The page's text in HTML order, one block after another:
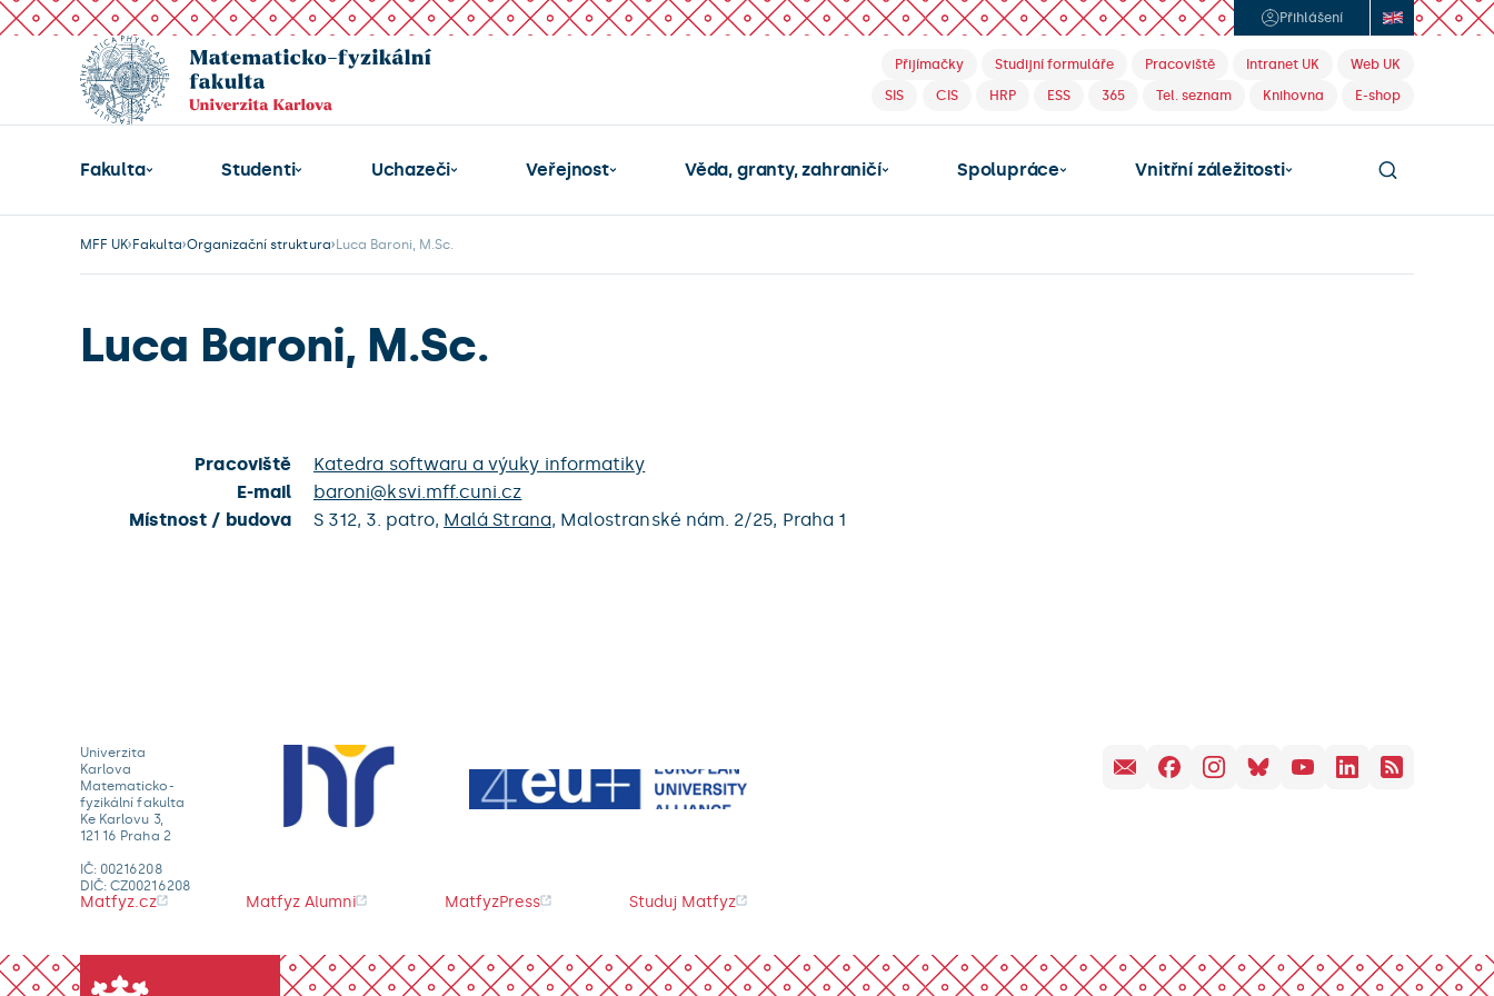
Přihlášení
Přijímačky Studijní formuláře Pracoviště Intranet UK
Web UK
SIS
CIS HRP ESS 365 Tel. seznam Knihovna E-shop
Fakulta Studenti Uchazeči Veřejnost Věda, granty, zahraničí Spolupráce Vnitřní záležitosti
MFF UK Fakulta Organizační struktura Luca Baroni, M.Sc.
Luca Baroni, M.Sc.
Pracoviště
Katedra softwaru a výuky informatiky
E-mail
baroni@ksvi.mff.cuni.cz
Místnost / budova
S 312, 3. patro, Malá Strana, Malostranské nám. 2/25, Praha 1
Univerzita
Karlova
Matematicko-
fyzikální fakulta
Ke Karlovu 3,
121 16 Praha 2
IČ: 00216208
DIČ: CZ00216208
Matfyz.cz Matfyz Alumni MatfyzPress Studuj Matfyz